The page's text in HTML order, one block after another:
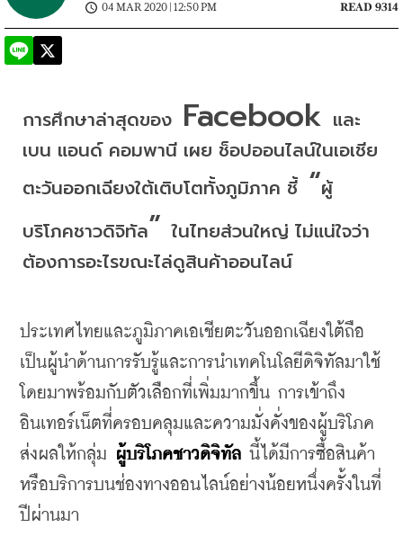
04 MAR 2020 | 12:50 PM
READ 9314
การศึกษาล่าสุดของ Facebook และ
เบน แอนด์ คอมพานี เผย ช็อปออนไลน์ในเอเชีย
ตะวันออกเฉียงใต้เติบโตทั้งภูมิภาค ชี้ “ผู้
บริโภคชาวดิจิทัล” ในไทยส่วนใหญ่ ไม่แน่ใจว่า
ต้องการอะไรขณะไล่ดูสินค้าออนไลน์
ประเทศไทยและภูมิภาคเอเชียตะวันออกเฉียงใต้ถือ
เป็นผู้นำด้านการรับรู้และการนำเทคโนโลยีดิจิทัลมาใช้
โดยมาพร้อมกับตัวเลือกที่เพิ่มมากขึ้น การเข้าถึง
อินเทอร์เน็ตที่ครอบคลุมและความมั่งคั่งของผู้บริโภค
ส่งผลให้กลุ่ม
ผู้บริโภคชาวดิจิทัล นี้ได้มีการซื้อสินค้า
หรือบริการบนช่องทางออนไลน์อย่างน้อยหนึ่งครั้งในที่
ปีผ่านมา